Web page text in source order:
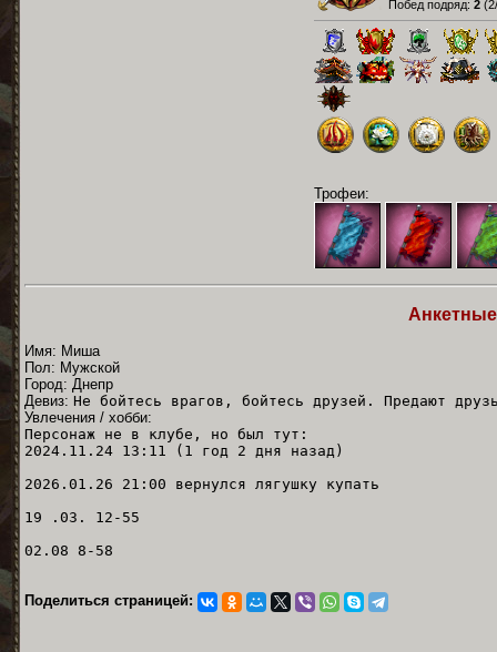
Побед подряд: 2 (
Трофеи:
Имя: Миша
Пол: Мужской
Город: Днепр
Девиз: Не бойтесь врагов, бойтесь друзей. Предают
Увлечения / хобби:
Персонаж не в клубе, но был тут:
2024.11.24 13:11 (1 год 2 дня назад)
2026.01.26 21:00 вернулся лягушку купать
19 .03. 12-55
02.08 8-58
Поделиться страницей: